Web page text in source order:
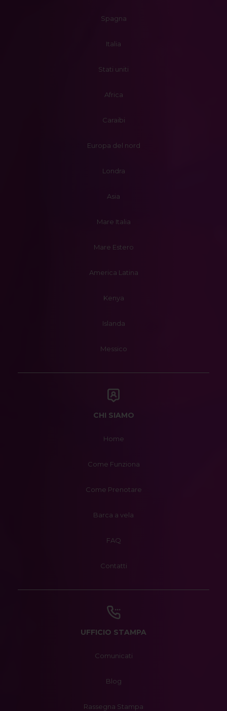
Spagna
Italia
Stati uniti
Africa
Caraibi
Europa del nord
Londra
Asia
Mare Italia
Mare Estero
America Latina
Kenya
Islanda
Messico
CHI SIAMO
Home
Come Funziona
Come Prenotare
Barca a vela
FAQ
Contatti
UFFICIO STAMPA
Comunicati
Blog
Rassegna Stampa